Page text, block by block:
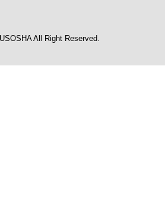
All Right Reserved.